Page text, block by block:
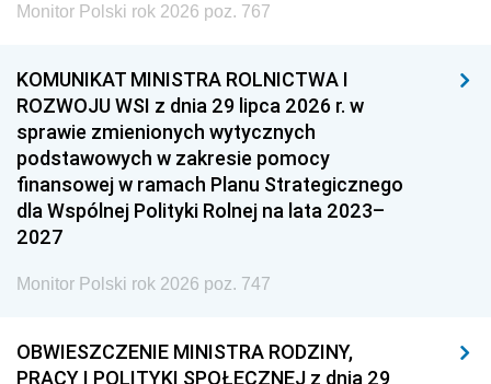
Monitor Polski rok 2026 poz. 767
KOMUNIKAT MINISTRA ROLNICTWA I
ROZWOJU WSI z dnia 29 lipca 2026 r. w
sprawie zmienionych wytycznych
podstawowych w zakresie pomocy
finansowej w ramach Planu Strategicznego
dla Wspólnej Polityki Rolnej na lata 2023–
2027
Monitor Polski rok 2026 poz. 747
OBWIESZCZENIE MINISTRA RODZINY,
PRACY I POLITYKI SPOŁECZNEJ z dnia 29